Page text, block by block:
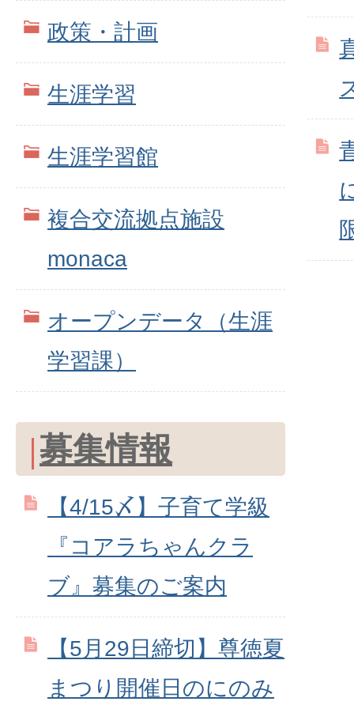
政策・計画
生涯学習
生涯学習館
複合交流拠点施設
monaca
オープンデータ（生涯
学習課）
募集情報
【4/15〆】子育て学級
『コアラちゃんクラ
ブ』募集のご案内
【5月29日締切】尊徳夏
まつり開催日のにのみ